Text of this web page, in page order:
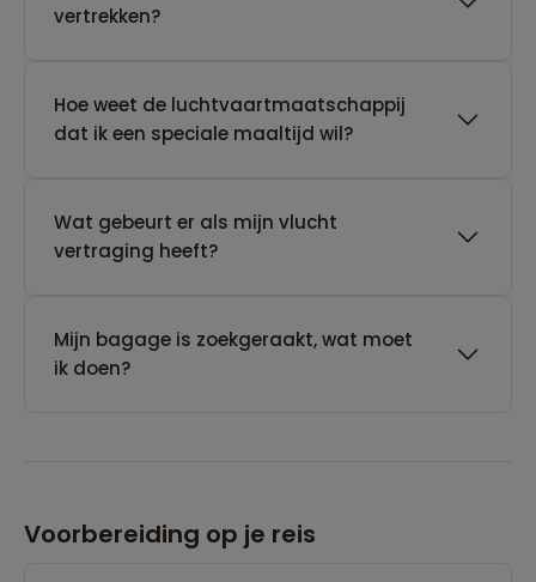
vertrekken?
Hoe weet de luchtvaartmaatschappij
dat ik een speciale maaltijd wil?
Wat gebeurt er als mijn vlucht
vertraging heeft?
Mijn bagage is zoekgeraakt, wat moet
ik doen?
Voorbereiding op je reis